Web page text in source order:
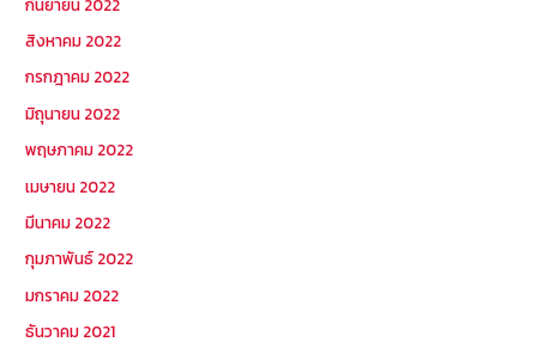
สิงหาคม 2022
กรกฎาคม 2022
มิถุนายน 2022
พฤษภาคม 2022
เมษายน 2022
มีนาคม 2022
กุมภาพันธ์ 2022
มกราคม 2022
ธันวาคม 2021